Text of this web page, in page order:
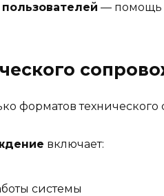
— помощь
форматов
включает:
системы